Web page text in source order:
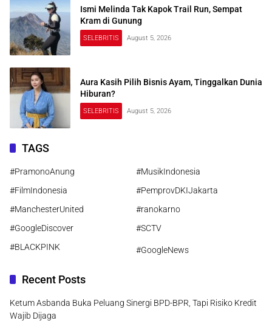
Ismi Melinda Tak Kapok Trail Run, Sempat
Kram di Gunung
SELEBRITIS August 5, 2026
Aura Kasih Pilih Bisnis Ayam, Tinggalkan Dunia
Hiburan?
SELEBRITIS August 5, 2026
TAGS
#PramonoAnung
#MusikIndonesia
#FilmIndonesia
#PemprovDKIJakarta
#ManchesterUnited
#ranokarno
#GoogleDiscover
#SCTV
#BLACKPINK
#GoogleNews
Recent Posts
Ketum Asbanda Buka Peluang Sinergi BPD-BPR, Tapi Risiko Kredit
Wajib Dijaga